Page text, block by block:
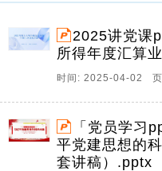
2025讲党课
所得年度汇算
时间: 2025-04-02
「党员学习
平党建思想的
套讲稿）.pptx